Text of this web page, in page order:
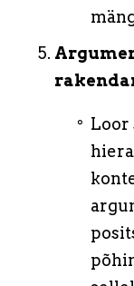
Loor